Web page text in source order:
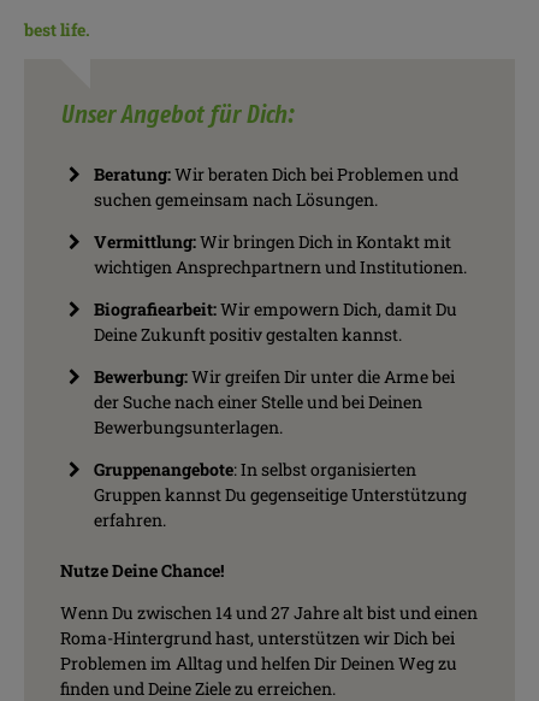
best life.
Unser Angebot für Dich:
Beratung:Wir beraten Dich bei Problemen und
suchen gemeinsam nach Lösungen.
Vermittlung:Wir bringen Dich in Kontakt mit
wichtigen Ansprechpartnern und Institutionen.
Biografiearbeit:Wir empowern Dich, damit Du
Deine Zukunft positiv gestalten kannst.
Bewerbung:Wir greifen Dir unter die Arme bei
der Suche nach einer Stelle und bei Deinen
Bewerbungsunterlagen.
Gruppenangebote: In selbst organisierten
Gruppen kannst Du gegenseitige Unterstützung
erfahren.
Nutze Deine Chance!
Wenn Du zwischen 14 und 27 Jahre alt bist und einen
Roma-Hintergrund hast, unterstützen wir Dich bei
Problemen im Alltag und helfen Dir Deinen Weg zu
finden und Deine Ziele zu erreichen.